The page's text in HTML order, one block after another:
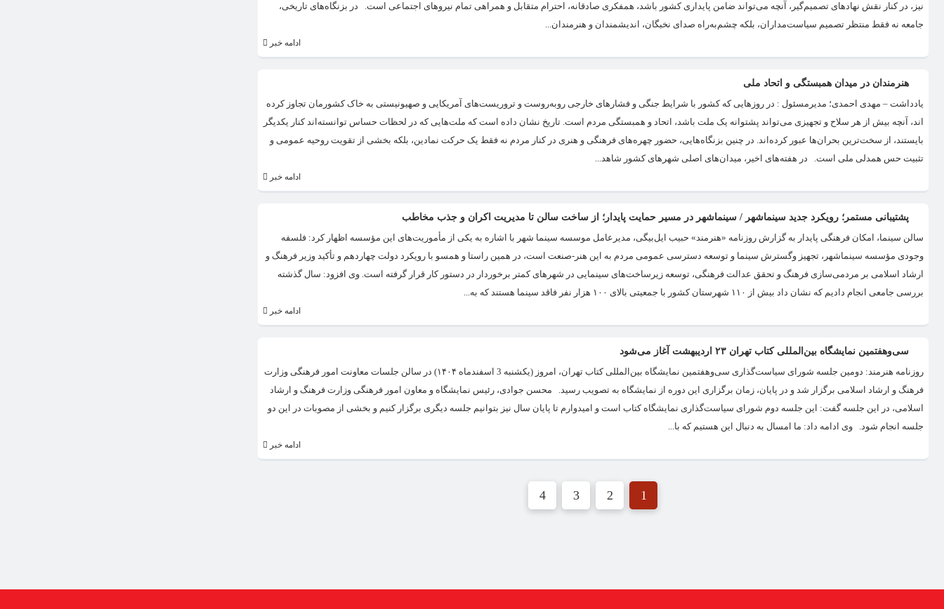
نیز، در کنار نقش نهادهای تصمیم‌گیر، آنچه می‌تواند ضامن پایداری کشور باشد، همفکری صادقانه، احترام متقابل و همراهی تمام نیروهای اجتماعی است. در بزنگاه‌های تاریخی،
جامعه نه فقط منتظر تصمیم سیاست‌مداران، بلکه چشم‌به‌راه صدای نخبگان، اندیشمندان و هنرمندان...
ادامه خبر
هنرمندان در میدان همبستگی و اتحاد ملی
یادداشت – مهدی احمدی؛ مدیرمسئول : در روزهایی که کشور با شرایط جنگی و فشارهای خارجی روبه‌روست و تروریست‌های آمریکایی و صهیونیستی به خاک کشورمان تجاوز کرده
اند، آنچه بیش از هر سلاح و تجهیزی می‌تواند پشتوانه یک ملت باشد، اتحاد و همبستگی مردم است. تاریخ نشان داده است که ملت‌هایی که در لحظات حساس توانسته‌اند کنار یکدیگر
بایستند، از سخت‌ترین بحران‌ها عبور کرده‌اند. در چنین بزنگاه‌هایی، حضور چهره‌های فرهنگی و هنری در کنار مردم نه فقط یک حرکت نمادین، بلکه بخشی از تقویت روحیه عمومی و
تثبیت حس همدلی ملی است. در هفته‌های اخیر، میدان‌های اصلی شهرهای کشور شاهد...
ادامه خبر
پشتیبانی مستمر؛ رویکرد جدید سینماشهر / سینماشهر در مسیر حمایت پایدار؛ از ساخت سالن تا مدیریت اکران و جذب مخاطب
سالن سینما، امکان فرهنگی پایدار به گزارش روزنامه «هنرمند» حبیب ایل‌بیگی، مدیرعامل موسسه سینما شهر با اشاره به یکی از مأموریت‌های این مؤسسه اظهار کرد: فلسفه
وجودی مؤسسه سینماشهر، تجهیز وگسترش سینما و توسعه دسترسی عمومی مردم به این هنر-صنعت است، در همین راستا و همسو با رویکرد دولت چهاردهم و تأکید وزیر فرهنگ و
ارشاد اسلامی بر مردمی‌سازی فرهنگ و تحقق عدالت فرهنگی، توسعه زیرساخت‌های سینمایی در شهرهای کمتر برخوردار در دستور کار قرار گرفته است. وی افزود: سال گذشته
بررسی جامعی انجام دادیم که نشان داد بیش از ۱۱۰ شهرستان کشور با جمعیتی بالای ۱۰۰ هزار نفر فاقد سینما هستند که به...
ادامه خبر
سی‌وهفتمین نمایشگاه بین‌المللی کتاب تهران ۲۳ اردیبهشت آغاز می‌شود
روزنامه هنرمند: دومین جلسه شورای سیاست‌گذاری سی‌وهفتمین نمایشگاه بین‌المللی کتاب تهران، امروز (یکشنبه 3 اسفندماه ۱۴۰۴) در سالن جلسات معاونت امور فرهنگی وزارت
فرهنگ و ارشاد اسلامی برگزار شد و در پایان، زمان برگزاری این دوره از نمایشگاه به تصویب رسید. محسن جوادی، رئیس نمایشگاه و معاون امور فرهنگی وزارت فرهنگ و ارشاد
اسلامی، در این جلسه گفت: این جلسه دوم شورای سیاست‌گذاری نمایشگاه کتاب است و امیدوارم تا پایان سال نیز بتوانیم جلسه دیگری برگزار کنیم و بخشی از مصوبات در این دو
جلسه انجام شود. وی ادامه داد: ما امسال به دنبال این هستیم که با...
ادامه خبر
1
2
3
4